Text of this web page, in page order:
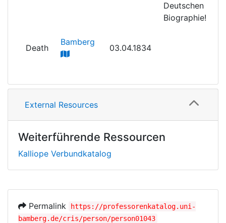
Deutschen
Biographie!
Death
Bamberg
03.04.1834
External Resources
Weiterführende Ressourcen
Kalliope Verbundkatalog
Permalink
https://professorenkatalog.uni-
bamberg.de/cris/person/person01043